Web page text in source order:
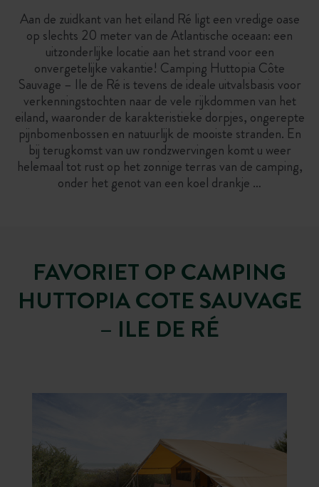
Aan de zuidkant van het eiland Ré ligt een vredige oase
op slechts 20 meter van de Atlantische oceaan: een
uitzonderlijke locatie aan het strand voor een
onvergetelijke vakantie! Camping Huttopia Côte
Sauvage – Ile de Ré is tevens de ideale uitvalsbasis voor
verkenningstochten naar de vele rijkdommen van het
eiland, waaronder de karakteristieke dorpjes, ongerepte
pijnbomenbossen en natuurlijk de mooiste stranden. En
bij terugkomst van uw rondzwervingen komt u weer
helemaal tot rust op het zonnige terras van de camping,
onder het genot van een koel drankje …
FAVORIET OP CAMPING
HUTTOPIA COTE SAUVAGE
– ILE DE RÉ